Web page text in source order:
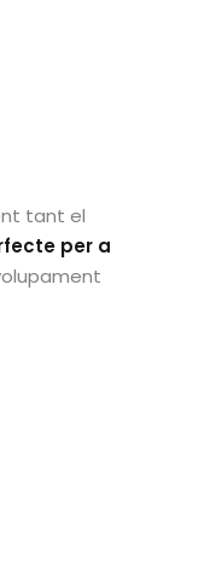
tant el
per a